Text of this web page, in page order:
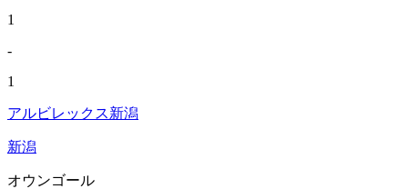
1
-
1
アルビレックス新潟
新潟
オウンゴール